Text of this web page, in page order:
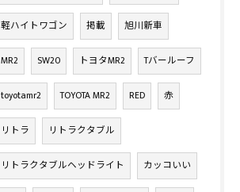
軽ハイトワゴン 掲載 旭川新車
MR2 SW20 トヨタMR2 Tバールーフ
toyotamr2 TOYOTA MR2 RED 赤
リトラ リトラクタブル
リトラクタブルヘッドライト カッコいい